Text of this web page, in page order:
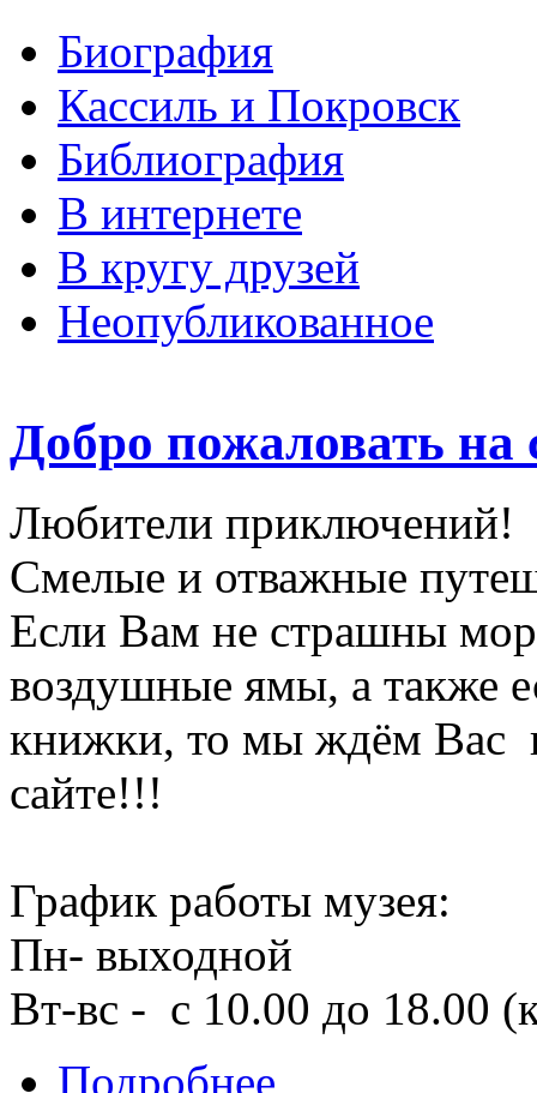
Биография
Кассиль и Покровск
Библиография
В интернете
В кругу друзей
Неопубликованное
Добро пожаловать на
Любители приключений!
Смелые и отважные
Если Вам не страшны
воздушные ямы, а также
книжки, то мы ждём Вас
сайте!!!
График работы музея:
Пн- выходной
Вт-вс - с 10.00 до 18.00
Подробнее